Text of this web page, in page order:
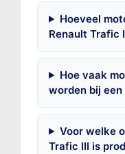
Hoeveel
Renault Trafic
Hoe vaak
worden bij een
Voor welke
Trafic III is